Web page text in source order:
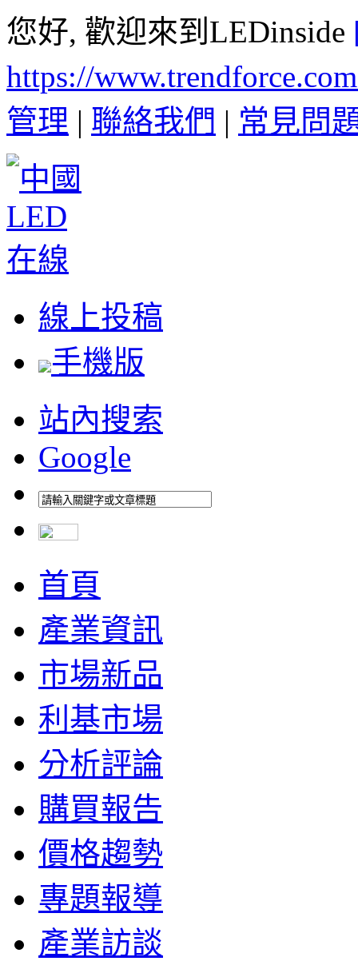
您好, 歡迎來到LEDinside
https://
管理 | 聯絡我們 | 常見問
線上投稿
手機版
站內搜索
Google
首頁
產業資訊
市場新品
利基市場
分析評論
購買報告
價格趨勢
專題報導
產業訪談